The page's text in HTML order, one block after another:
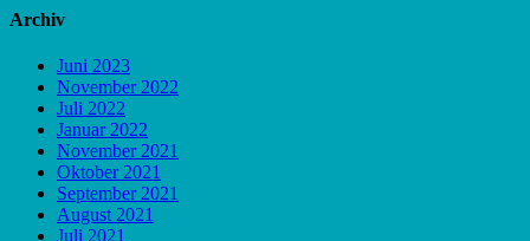
Archiv
Juni 2023
November 2022
Juli 2022
Januar 2022
November 2021
Oktober 2021
September 2021
August 2021
Juli 2021